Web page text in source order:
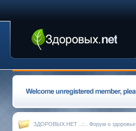
ЗДОРОВЫХ.НЕТ ..::.. Форум о здоровье